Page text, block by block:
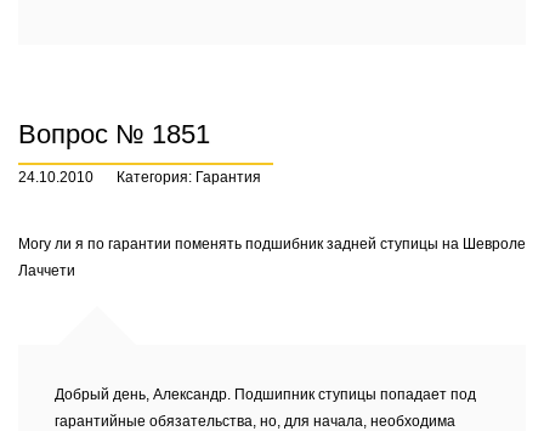
Вопрос № 1851
24.10.2010 Категория: Гарантия
Могу ли я по гарантии поменять подшибник задней ступицы на Шевроле
Лаччети
Добрый день, Александр. Подшипник ступицы попадает под
гарантийные обязательства, но, для начала, необходима